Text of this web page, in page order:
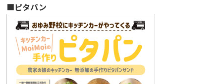
■ピタパン